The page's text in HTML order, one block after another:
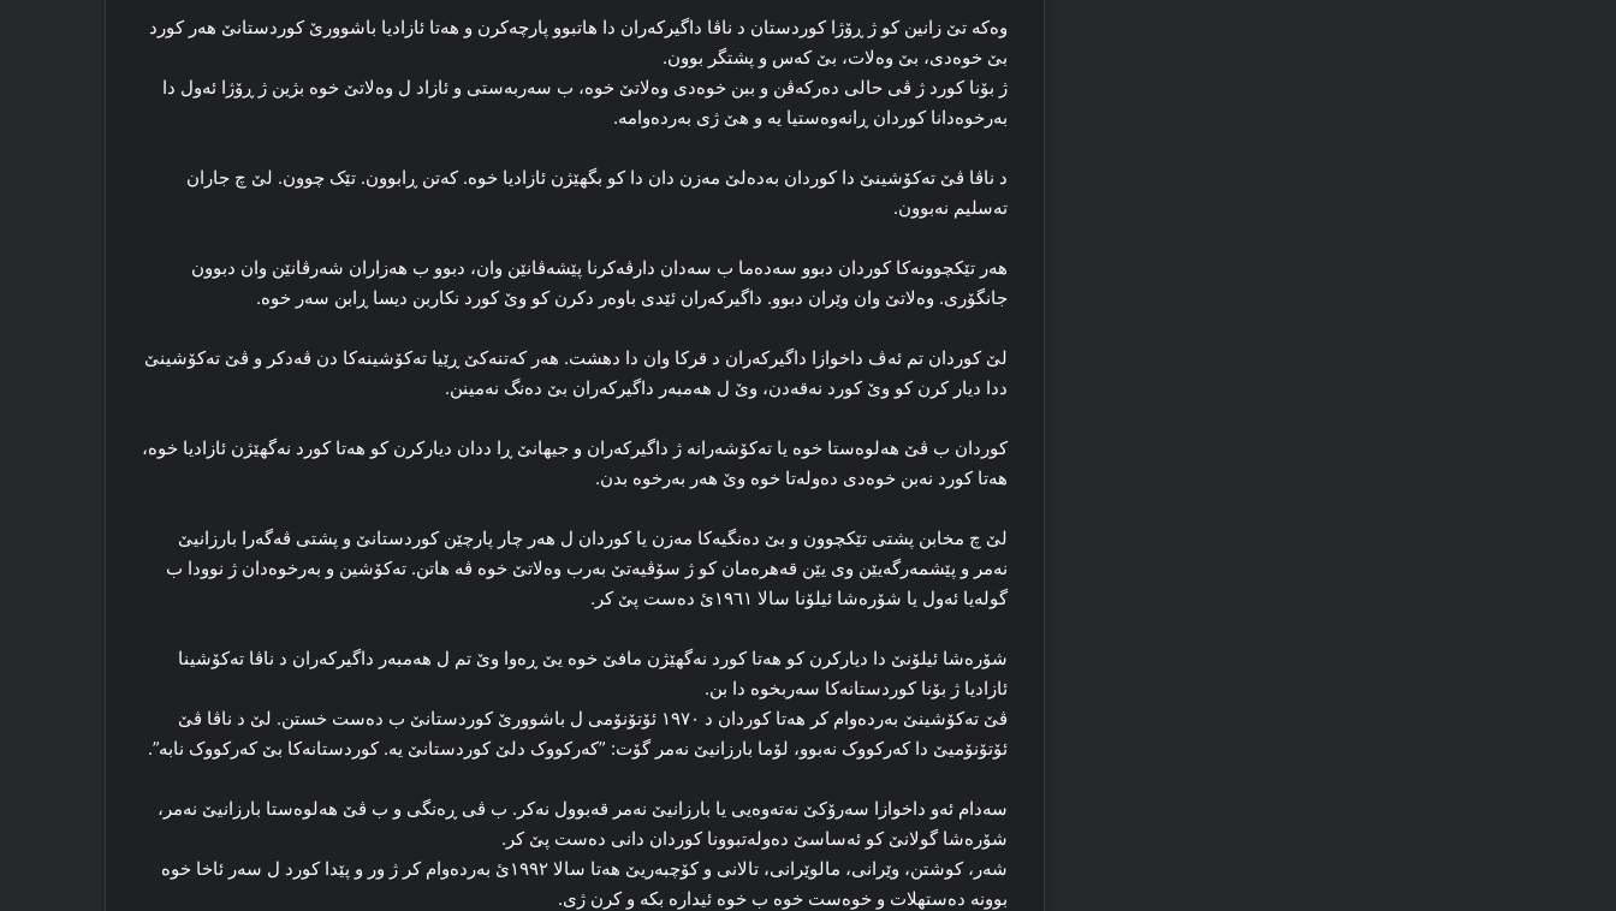
وه‌که‌ تێ زانین کو ژ ڕۆژا کوردستان د ناڤا داگیرکه‌ران دا هاتبوو پارچه‌کرن و هه‌تا ئازادیا باشوورێ کوردستانێ هه‌ر کورد
بێ خوه‌دی، بێ وه‌لات، بێ که‌س و پشتگر بوون.
ژ بۆنا کورد ژ ڤی حالی ده‌رکه‌ڤن و ببن خوه‌دی وه‌لاتێ خوه‌، ب سه‌ربه‌ستی و ئازاد ل وه‌لاتێ خوه‌ بژین ژ ڕۆژا ئه‌ول دا
به‌رخوه‌دانا کوردان ڕانه‌وه‌ستیا یه‌ و هێ ژی به‌رده‌وامه‌.
د ناڤا ڤێ ته‌کۆشینێ دا کوردان به‌ده‌لێ مه‌زن دان دا کو بگهێژن ئازادیا خوه‌. که‌تن ڕابوون. تێک چوون. لێ چ جاران
ته‌سلیم نه‌بوون.
هه‌ر تێکچوونه‌کا کوردان دبوو سه‌ده‌ما ب سه‌دان دارڤه‌کرنا پێشه‌ڤانێن وان، دبوو ب هه‌زاران شه‌رڤانێن وان دبوون
جانگۆری. وه‌لاتێ وان وێران دبوو. داگیرکه‌ران ئێدی باوه‌ر دکرن کو وێ کورد نکاربن دیسا ڕابن سه‌ر خوه‌.
لێ کوردان تم ئه‌ڤ داخوازا داگیرکه‌ران د قرکا وان دا دهشت. هه‌ر که‌تنه‌کێ ڕێیا ته‌کۆشینه‌کا دن ڤه‌دکر و ڤێ ته‌کۆشینێ
ددا دیار کرن کو وێ کورد نه‌قه‌دن، وێ ل هه‌مبه‌ر داگیرکه‌ران بێ ده‌نگ نه‌مینن.
کوردان ب ڤێ هه‌لوه‌ستا خوه‌ یا ته‌کۆشه‌رانە ژ داگیرکه‌ران و جیهانێ ڕا ددان دیارکرن کو هه‌تا کورد نه‌گهێژن ئازادیا خوه‌،
هه‌تا کورد نه‌بن خوه‌دی ده‌وله‌تا خوه‌ وێ هه‌ر به‌رخوه‌ بدن.
لێ چ مخابن پشتی تێکچوون و بێ ده‌نگیه‌کا مه‌زن یا کوردان ل هه‌ر چار پارچێن کوردستانێ و پشتی ڤه‌گه‌را بارزانیێ
نه‌مر و پێشمەرگه‌یێن وی یێن قه‌هره‌مان کو ژ سۆڤیه‌تێ به‌رب وه‌لاتێ خوه‌ ڤه‌ هاتن. ته‌کۆشین و به‌رخوه‌دان ژ نوودا ب
گوله‌یا ئه‌ول یا شۆره‌شا ئیلۆنا سالا ۱۹٦۱ئ ده‌ست پێ کر.
شۆره‌شا ئیلۆنێ دا دیارکرن کو هه‌تا کورد نه‌گهێژن مافێ خوه‌ یێ ڕه‌وا وێ تم ل هه‌مبه‌ر داگیرکه‌ران د ناڤا ته‌کۆشینا
ئازادیا ژ بۆنا کوردستانه‌کا سه‌ربخوه‌ دا بن.
ڤێ ته‌کۆشینێ به‌رده‌وام کر هه‌تا کوردان د ۱۹۷۰ ئۆتۆنۆمی ل باشوورێ کوردستانێ ب ده‌ست خستن. لێ د ناڤا ڤێ
ئۆتۆنۆمیێ دا که‌رکووک نه‌بوو، لۆما بارزانیێ نه‌مر گۆت: ”که‌رکووک دلێ کوردستانێ یه‌. کوردستانه‌کا بێ که‌رکووک نابه‌”.
سەدام ئه‌و داخوازا سه‌رۆکێ نه‌ته‌وه‌یی یا بارزانیێ نه‌مر قه‌بوول نه‌کر. ب ڤی ڕه‌نگی و ب ڤێ هه‌لوه‌ستا بارزانیێ نه‌مر،
شۆره‌شا گولانێ کو ئەساسێ ده‌وله‌تبوونا کوردان دانی ده‌ست پێ کر.
شه‌ر، کوشتن، وێرانی، مالوێرانی، تالانی و کۆچبه‌ریێ هه‌تا سالا ۱۹۹۲ئ به‌رده‌وام کر ژ ور و پێدا کورد ل سه‌ر ئاخا خوه‌
بوونه‌ ده‌ستهلات و خوه‌ست خوه‌ ب خوه‌ ئیداره‌ بکه‌ و کرن ژی.